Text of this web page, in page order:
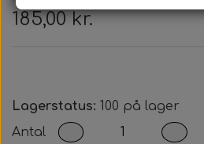
185,00 kr.
Lagerstatus: 100 på lager
Antal